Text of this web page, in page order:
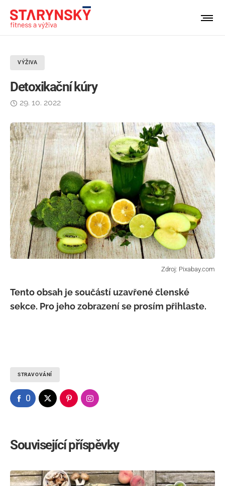
VÝŽIVA
Detoxikační kúry
29. 10. 2022
Tento obsah je součástí uzavřené členské
sekce. Pro jeho zobrazení se prosím přihlaste.
STRAVOVÁNÍ
0
Související příspěvky